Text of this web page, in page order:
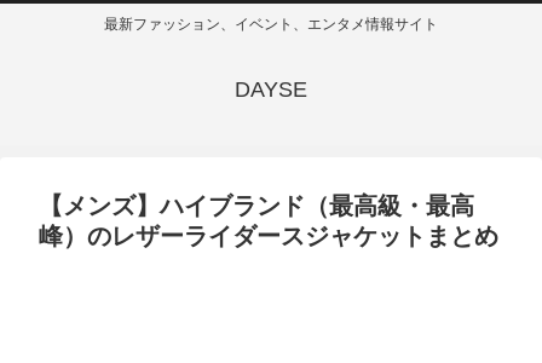
最新ファッション、イベント、エンタメ情報サイト
DAYSE
【メンズ】ハイブランド（最高級・最高
峰）のレザーライダースジャケットまとめ